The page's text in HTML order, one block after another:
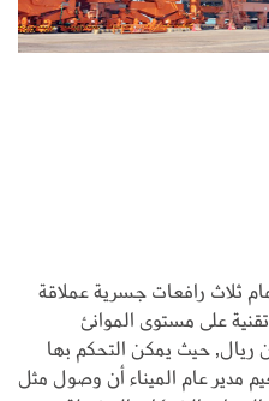
ثلاث رافعات جسرية عملاقة
على مستوى الموانئ
وبتكلفة بلغت 90 مليون ريال, حيث يمكن التحكم بها
النعيم مدير عام الميناء أن وصول مثل